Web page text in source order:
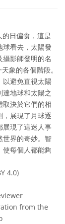
日偏食，這是
看去，太陽發
影師發明的名
象的各個階段。
以避免直視太陽
地球和太陽之
取決於它們的相
展現了月球逐
展現了這迷人事
界的奇妙。智
每個人都能夠
4.0)
from the